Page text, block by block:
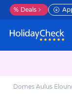
% Deals
Domes Aulus